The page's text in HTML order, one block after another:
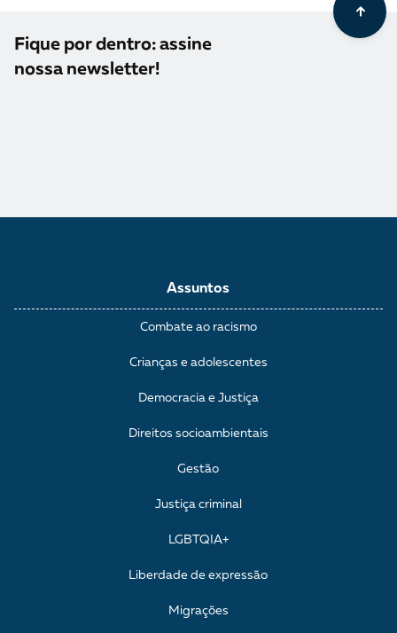
Fique por dentro: assine
nossa newsletter!
Assuntos
Combate ao racismo
Crianças e adolescentes
Democracia e Justiça
Direitos socioambientais
Gestão
Justiça criminal
LGBTQIA+
Liberdade de expressão
Migrações